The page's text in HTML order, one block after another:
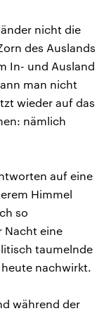
nicht die
des Auslands
In- und Ausland
man nicht
wieder auf das
nämlich
auf eine
Himmel
so
Nacht eine
taumelnde
nachwirkt.
während der